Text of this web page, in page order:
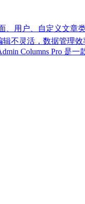
用户、自定义文章
不灵活，数据管理
Columns Pro 是一